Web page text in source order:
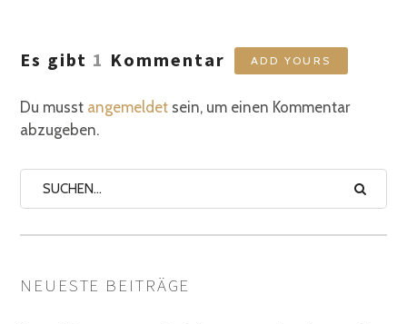
Es gibt 1 Kommentar ADD YOURS
Du musst angemeldet sein, um einen Kommentar
abzugeben.
NEUESTE BEITRÄGE